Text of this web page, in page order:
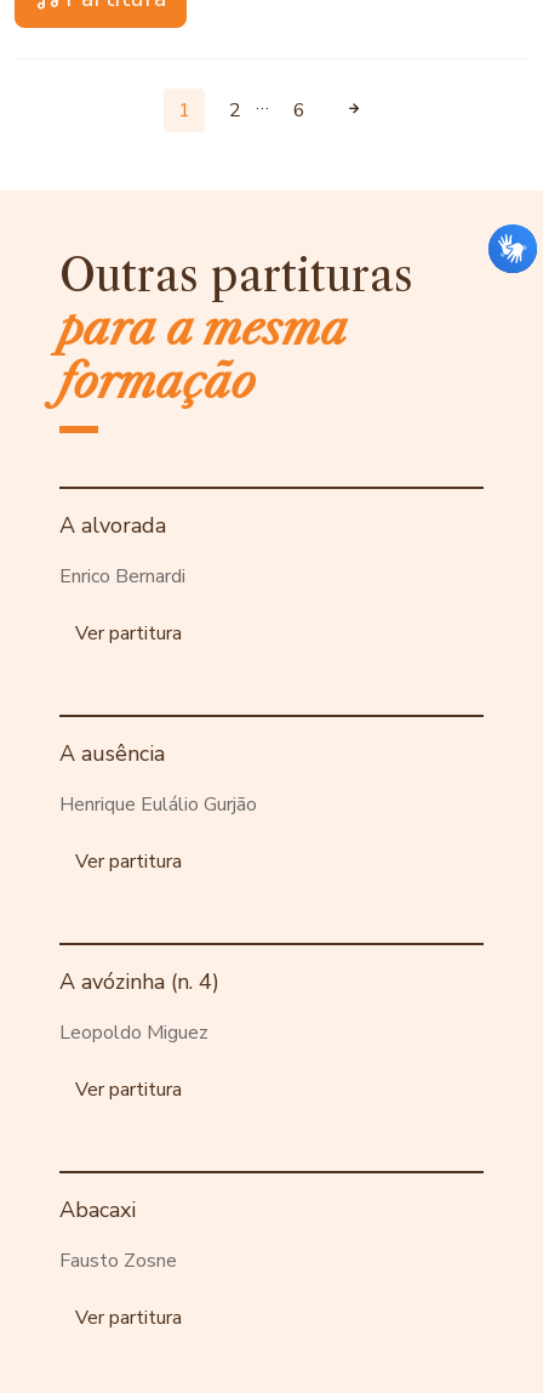
1 2 … 6
Outras partituras
para a mesma
formação
A alvorada
Enrico Bernardi
Ver partitura
A ausência
Henrique Eulálio Gurjão
Ver partitura
A avózinha (n. 4)
Leopoldo Miguez
Ver partitura
Abacaxi
Fausto Zosne
Ver partitura